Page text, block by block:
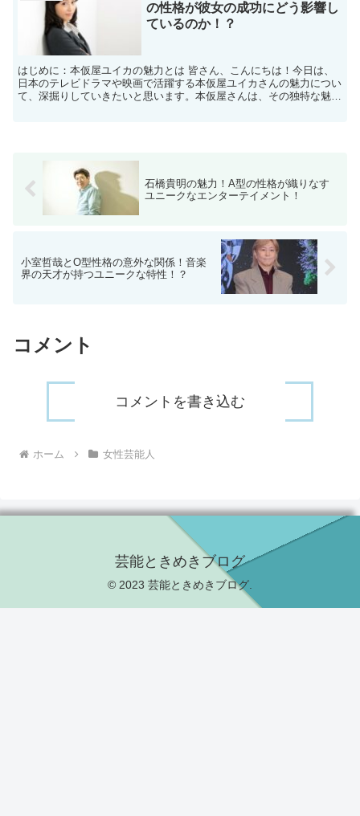
の性格が彼女の成功にどう影響し
ているのか！？
はじめに：本仮屋ユイカの魅力とは 皆さん、こんにちは！今日は、
日本のテレビドラマや映画で活躍する本仮屋ユイカさんの魅力につい
て、深掘りしていきたいと思います。本仮屋さんは、その独特な魅力
石橋貴明の魅力！A型の性格が織りなす
ユニークなエンターテイメント！
小室哲哉とO型性格の意外な関係！音楽
界の天才が持つユニークな特性！？
コメント
コメントを書き込む
ホーム 女性芸能人
芸能ときめきブログ
© 2023 芸能ときめきブログ.